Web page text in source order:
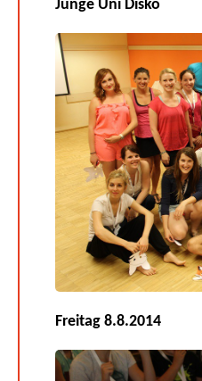
Junge Uni Disko
Freitag 8.8.2014